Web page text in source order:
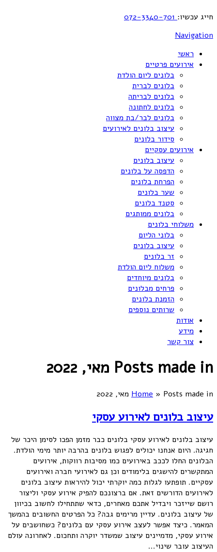
חייג עכשיו:
Navigation
ראשי
אירועים פרטיים
בלונים ליום הולדת
בלונים לברית
בלונים לבריתה
בלונים לחתונה
בלונים לבר/בת מצווה
עיצוב בלונים לאירועים
סידור בלונים
אירועים עסקיים
עיצוב בלונים
הדפסה על בלונים
הפרחת בלונים
שער בלונים
סטנד בלונים
בלונים ממותגים
משלוחי בלונים
בלוני הליום
עיצוב בלונים
זר בלונים
משלוח ליום הולדת
בלונים מיוחדים
פרחים מבלונים
הזמנת בלונים
שרותים נוספים
אודות
מידע
צור קשר
Posts made in מאי, 2022
Home » Posts made in מאי, 2022
עיצוב בלונים לאירוע עסקי
עיצוב בלונים לאירוע עסקי בלונים כבר מזמן הפכו לסימן היכר של
חגיגה. היום אנחנו יכולים לפגוש בלונים בהרבה יותר מימי הולדת.
הבלונים החלו לככב באירועים כמו מסיבות רווקות, אירועים
המתקשרים להישגים בלימודים וכן גם לאירועי חברה ואירועים
עסקיים. תופתעו לגלות כמה יוקרתי יכול להיראות עיצוב בלונים
לאירועים הדורשים זאת. אם ברצונכם להפיק אירוע עסקי וליצור
רושם שייזכר ויבדיל אתכם מאחרים, כדאי שתתחילו לחשוב בכיוון
של עיצוב בלונים. עדיין מרימים גבה? כל הפרטים החשובים בהמשך
המאמר. כיצד אפשר לעצב אירוע עסקי עם בלונים? כשחושבים על
אירוע עסקי, מדמיינים עיצוב שמשדר יוקרה ותחכום. לאחרונה עולם
העיצוב עובר שינוי...